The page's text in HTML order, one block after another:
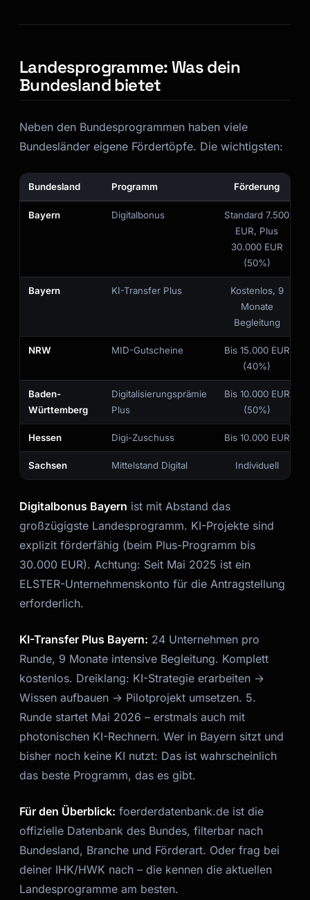
Landesprogramme: Was dein
Bundesland bietet
Neben den Bundesprogrammen haben viele
Bundesländer eigene Fördertöpfe. Die wichtigsten:
Bundesland Programm Förderung
Bayern Digitalbonus
Standard 7.500
EUR, Plus
30.000 EUR
(50%)
Bayern KI-Transfer Plus
Kostenlos, 9
Monate
Begleitung
NRW MID-Gutscheine
Bis 15.000 EUR
(40%)
Baden-
Württemberg
Digitalisierungsprämie
Plus
Bis 10.000 EUR
(50%)
Hessen Digi-Zuschuss Bis 10.000 EUR
Sachsen Mittelstand Digital Individuell
Digitalbonus Bayern ist mit Abstand das
großzügigste Landesprogramm. KI-Projekte sind
explizit förderfähig (beim Plus-Programm bis
30.000 EUR). Achtung: Seit Mai 2025 ist ein
ELSTER-Unternehmenskonto für die Antragstellung
erforderlich.
KI-Transfer Plus Bayern: 24 Unternehmen pro
Runde, 9 Monate intensive Begleitung. Komplett
kostenlos. Dreiklang: KI-Strategie erarbeiten →
Wissen aufbauen → Pilotprojekt umsetzen. 5.
Runde startet Mai 2026 – erstmals auch mit
photonischen KI-Rechnern. Wer in Bayern sitzt und
bisher noch keine KI nutzt: Das ist wahrscheinlich
das beste Programm, das es gibt.
Für den Überblick: foerderdatenbank.de ist die
offizielle Datenbank des Bundes, filterbar nach
Bundesland, Branche und Förderart. Oder frag bei
deiner IHK/HWK nach – die kennen die aktuellen
Landesprogramme am besten.